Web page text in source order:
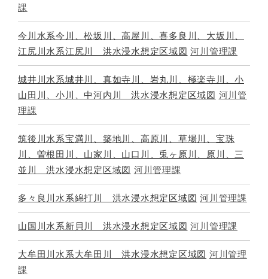
課
今川水系今川、松坂川、高屋川、喜多良川、大坂川、
江尻川水系江尻川 洪水浸水想定区域図 河川管理課
城井川水系城井川、真如寺川、岩丸川、極楽寺川、小
山田川、小川、中河内川 洪水浸水想定区域図 河川管
理課
筑後川水系宝満川、築地川、高原川、草場川、宝珠
川、曽根田川、山家川、山口川、兎ヶ原川、原川、三
並川 洪水浸水想定区域図 河川管理課
多々良川水系綿打川 洪水浸水想定区域図 河川管理課
山国川水系新貝川 洪水浸水想定区域図 河川管理課
大牟田川水系大牟田川 洪水浸水想定区域図 河川管理
課